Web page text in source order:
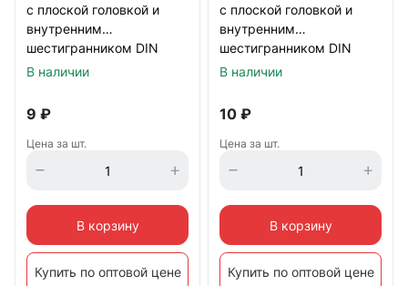
с плоской головкой и
внутренним
шестигранником DIN
7420, оцинкованный
В наличии
9 ₽
Цена за шт.
В корзину
Купить по оптовой цене
с плоской головкой и
внутренним
шестигранником DIN
7420, оцинкованный
В наличии
10 ₽
Цена за шт.
В корзину
Купить по оптовой цене